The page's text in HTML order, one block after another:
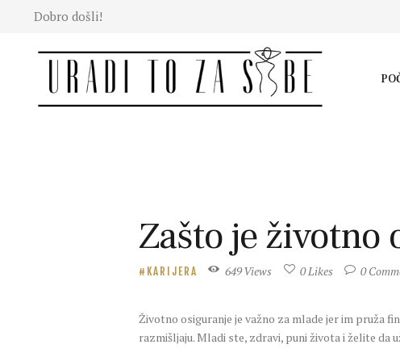
Dobro došli!
Moda
Mama i
deca
Zašto je životno
KARIJERA 649Views 0Likes 0
Životno osiguranje je važno za mlade jer im pruža
razmišljaju. Mladi ste, zdravi, puni života i želite da